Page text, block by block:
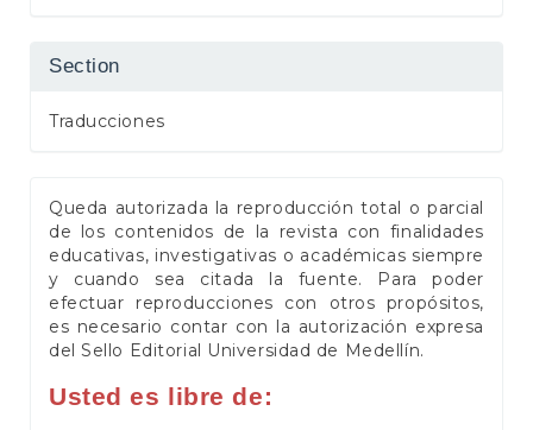
Section
Traducciones
Queda autorizada la reproducción total o parcial
de los contenidos de la revista con finalidades
educativas, investigativas o académicas siempre
y cuando sea citada la fuente. Para poder
efectuar reproducciones con otros propósitos,
es necesario contar con la autorización expresa
del Sello Editorial Universidad de Medellín.
Usted es libre de: